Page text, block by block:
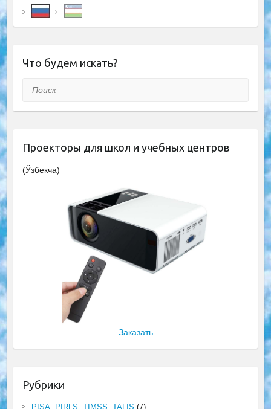
Что будем искать?
Поиск
Проекторы для школ и учебных центров
(Ўзбекча)
Заказать
Рубрики
PISA, PIRLS, TIMSS, TALIS (7)